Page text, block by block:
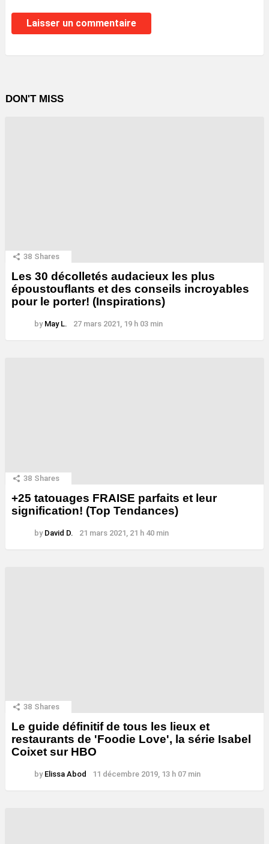
DON'T MISS
38 Shares
Les 30 décolletés audacieux les plus
époustouflants et des conseils incroyables
pour le porter! (Inspirations)
by May L. 27 mars 2021, 19 h 03 min
38 Shares
+25 tatouages ​​FRAISE parfaits et leur
signification! (Top Tendances)
by David D. 21 mars 2021, 21 h 40 min
38 Shares
Le guide définitif de tous les lieux et
restaurants de 'Foodie Love', la série Isabel
Coixet sur HBO
by Elissa Abod 11 décembre 2019, 13 h 07 min